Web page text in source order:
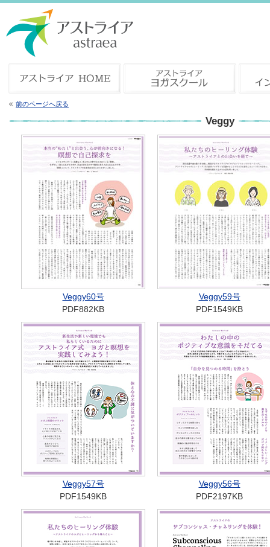
前のページへ戻る
Veggy
Veggy60号
PDF882KB
Veggy59号
PDF1549KB
Veggy57号
PDF1549KB
Veggy56号
PDF2197KB